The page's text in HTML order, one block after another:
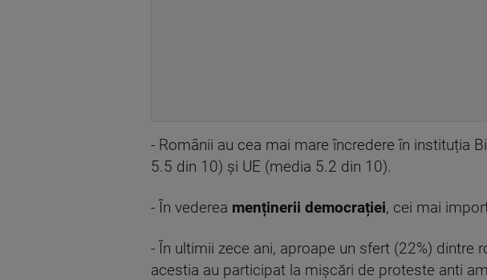
- Românii au cea mai mare încredere în instituția
5.5 din 10) și UE (media 5.2 din 10).
- În vederea menținerii democrației, cei mai
- În ultimii zece ani, aproape un sfert (22%)
acestia au participat la mișcări de proteste anti